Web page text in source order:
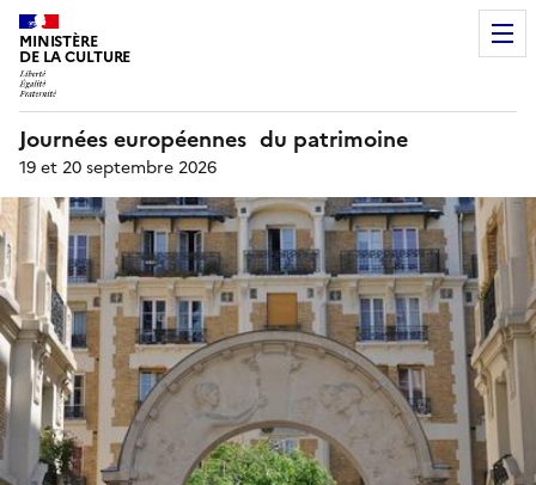
MINISTÈRE
DE LA CULTURE
Journées européennes du patrimoine
19 et 20 septembre 2026